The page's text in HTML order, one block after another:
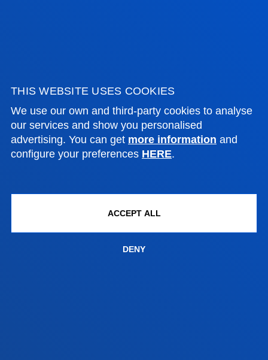
THIS WEBSITE USES COOKIES
We use our own and third-party cookies to analyse
our services and show you personalised
advertising. You can get more information and
configure your preferences HERE.
ACCEPT ALL
DENY
Contact us
San Sebastian campus
Location
+34 943 326 600